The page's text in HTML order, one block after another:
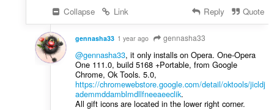
Collapse
Link Reply Quote
gennasha33 1 year ago gennasha33
@gennasha33, it only installs on Opera. One-Opera
One 111.0, build 5168 +Portable, from Google
Chrome, Ok Tools. 5.0,
https://chromewebstore.google.com/detail/oktools/jicldj
ademmddamblmdllfneeaeeclik.
All gift icons are located in the lower right corner.